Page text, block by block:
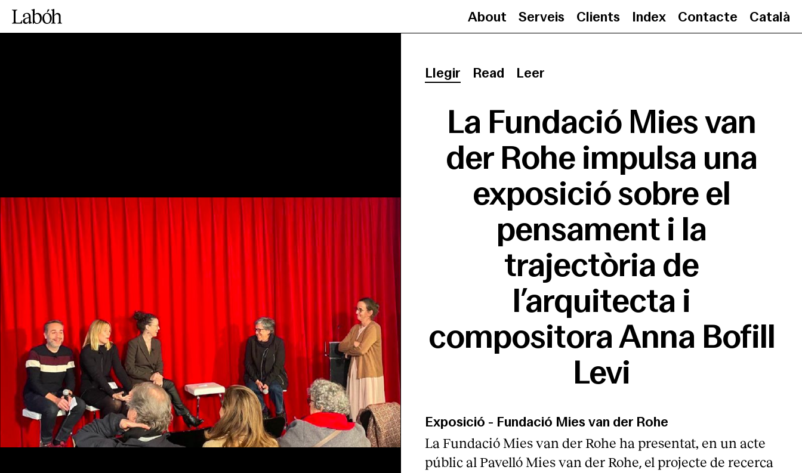
About Serveis Clients Index Contacte Català
Llegir
Read Leer
La Fundació Mies van
der Rohe impulsa una
exposició sobre el
pensament i la
trajectòria de
l’arquitecta i
compositora Anna Bofill
Levi
Exposició - Fundació Mies van der Rohe
La Fundació Mies van der Rohe ha presentat, en un acte
públic al Pavelló Mies van der Rohe, el projecte de recerca